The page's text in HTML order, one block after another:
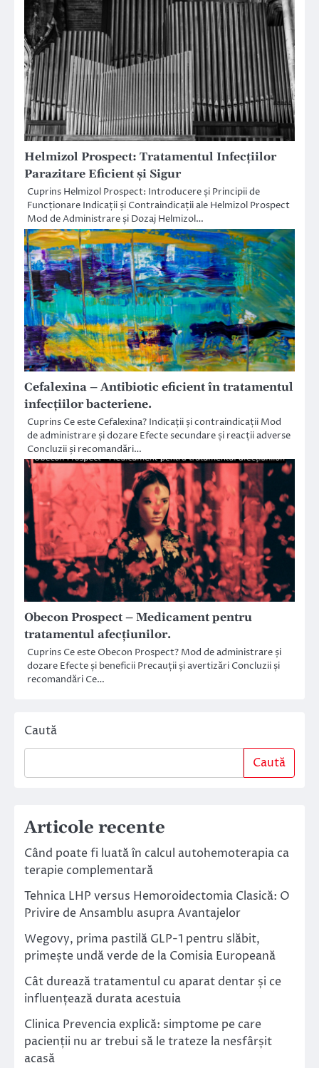
Helmizol Prospect: Tratamentul Infecțiilor
Parazitare Eficient și Sigur
Cuprins Helmizol Prospect: Introducere și Principii de
Funcționare Indicații și Contraindicații ale Helmizol Prospect
Mod de Administrare și Dozaj Helmizol…
Cefalexina – Antibiotic eficient în tratamentul
infecțiilor bacteriene.
Cuprins Ce este Cefalexina? Indicații și contraindicații Mod
de administrare și dozare Efecte secundare și reacții adverse
Concluzii și recomandări…
Obecon Prospect – Medicament pentru
tratamentul afecțiunilor.
Cuprins Ce este Obecon Prospect? Mod de administrare și
dozare Efecte și beneficii Precauții și avertizări Concluzii și
recomandări Ce…
Caută
Caută
Articole recente
Când poate fi luată în calcul autohemoterapia ca
terapie complementară
Tehnica LHP versus Hemoroidectomia Clasică: O
Privire de Ansamblu asupra Avantajelor
Wegovy, prima pastilă GLP-1 pentru slăbit,
primește undă verde de la Comisia Europeană
Cât durează tratamentul cu aparat dentar și ce
influențează durata acestuia
Clinica Prevencia explică: simptome pe care
pacienții nu ar trebui să le trateze la nesfârșit
acasă